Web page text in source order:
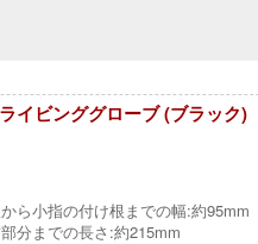
イビンググローブ (ブラック)
ら小指の付け根までの幅:約95mm
分までの長さ:約215mm